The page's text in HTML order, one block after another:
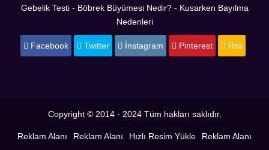
Gebelik Testi- Böbrek Büyümesi Nedir?- Kusarken Bayılma
Nedenleri
Facebook Twitter İnstagram Pinterest Rss
Copyright © 2014 - 2024 Tüm hakları saklıdır.
Reklam Alanı Reklam Alanı Hızlı Resim Yükle Reklam Alanı